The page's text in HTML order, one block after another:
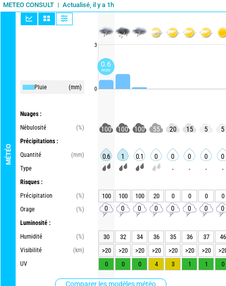
METEO CONSULT Actualisé, il y a 1h
MÉTÉO
Pluie (mm)
Nuages :
Nébulosité
(%)
Précipitations :
Quantité
(mm)
Type
Risques :
Précipitation
(%)
Orage
(%)
Luminosité :
Humidité
(%)
Visibilité
(km)
UV
Comparer les modèles météo
3
0
100 100 100 55 20 15 5 5
0.6 1 0.1 0 0 0 0 0
- - - -
100 100 100 20 0 0 0 0
0 0 0 0 0 0 0 0
30 32 34 36 35 36 37
46
>20
>20 >20 >20 >20 >20 >20
0
0 0 4 3 1 1 0
0.6
mm